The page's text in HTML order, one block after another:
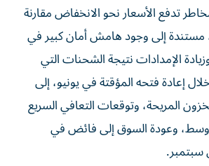
تدفع الأسعار نحو الانخفاض مقارنة
مستندة إلى وجود هامش أمان كبير في
الإمدادات نتيجة الشحنات التي
إعادة فتحه المؤقتة في يونيو، إلى
المريحة، وتوقعات التعافي السريع
وعودة السوق إلى فائض في
سبتمبر.